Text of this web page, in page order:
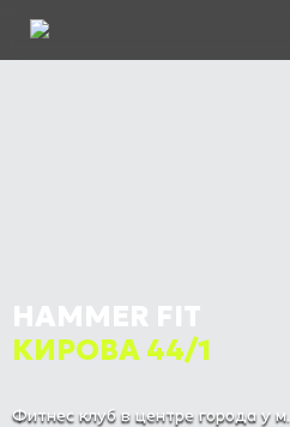
HAMMER FIT
КИРОВА 44/1
Фитнес клуб в центре города у м.